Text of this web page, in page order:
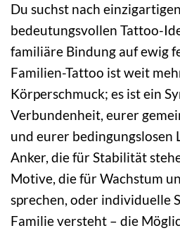
Du suchst nach
bedeutungsvollen Tattoo-
familiäre Bindung auf ewig
Familien-Tattoo ist weit
Körperschmuck; es ist ein
Verbundenheit, eurer
und eurer bedingungslosen
Anker, die für Stabilität
Motive, die für Wachstum
sprechen, oder individuelle
Familie versteht – die